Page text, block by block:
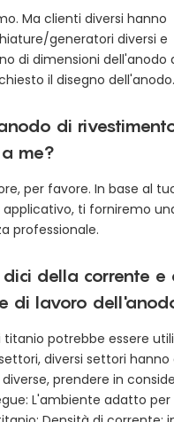
Ma clienti diversi hanno
generatori diversi e
di dimensioni dell'anodo
il disegno dell'anodo.
di
me?
per favore. In base al
ti forniremo
professionale.
dici della corrente e
di lavoro
titanio potrebbe essere
diversi settori hanno
prendere in
L'ambiente adatto per